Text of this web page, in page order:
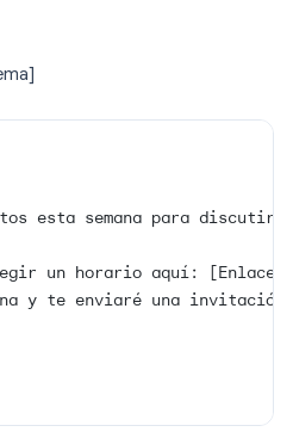
esta semana para
un horario aquí: [Enlace
y te enviaré una invitación.